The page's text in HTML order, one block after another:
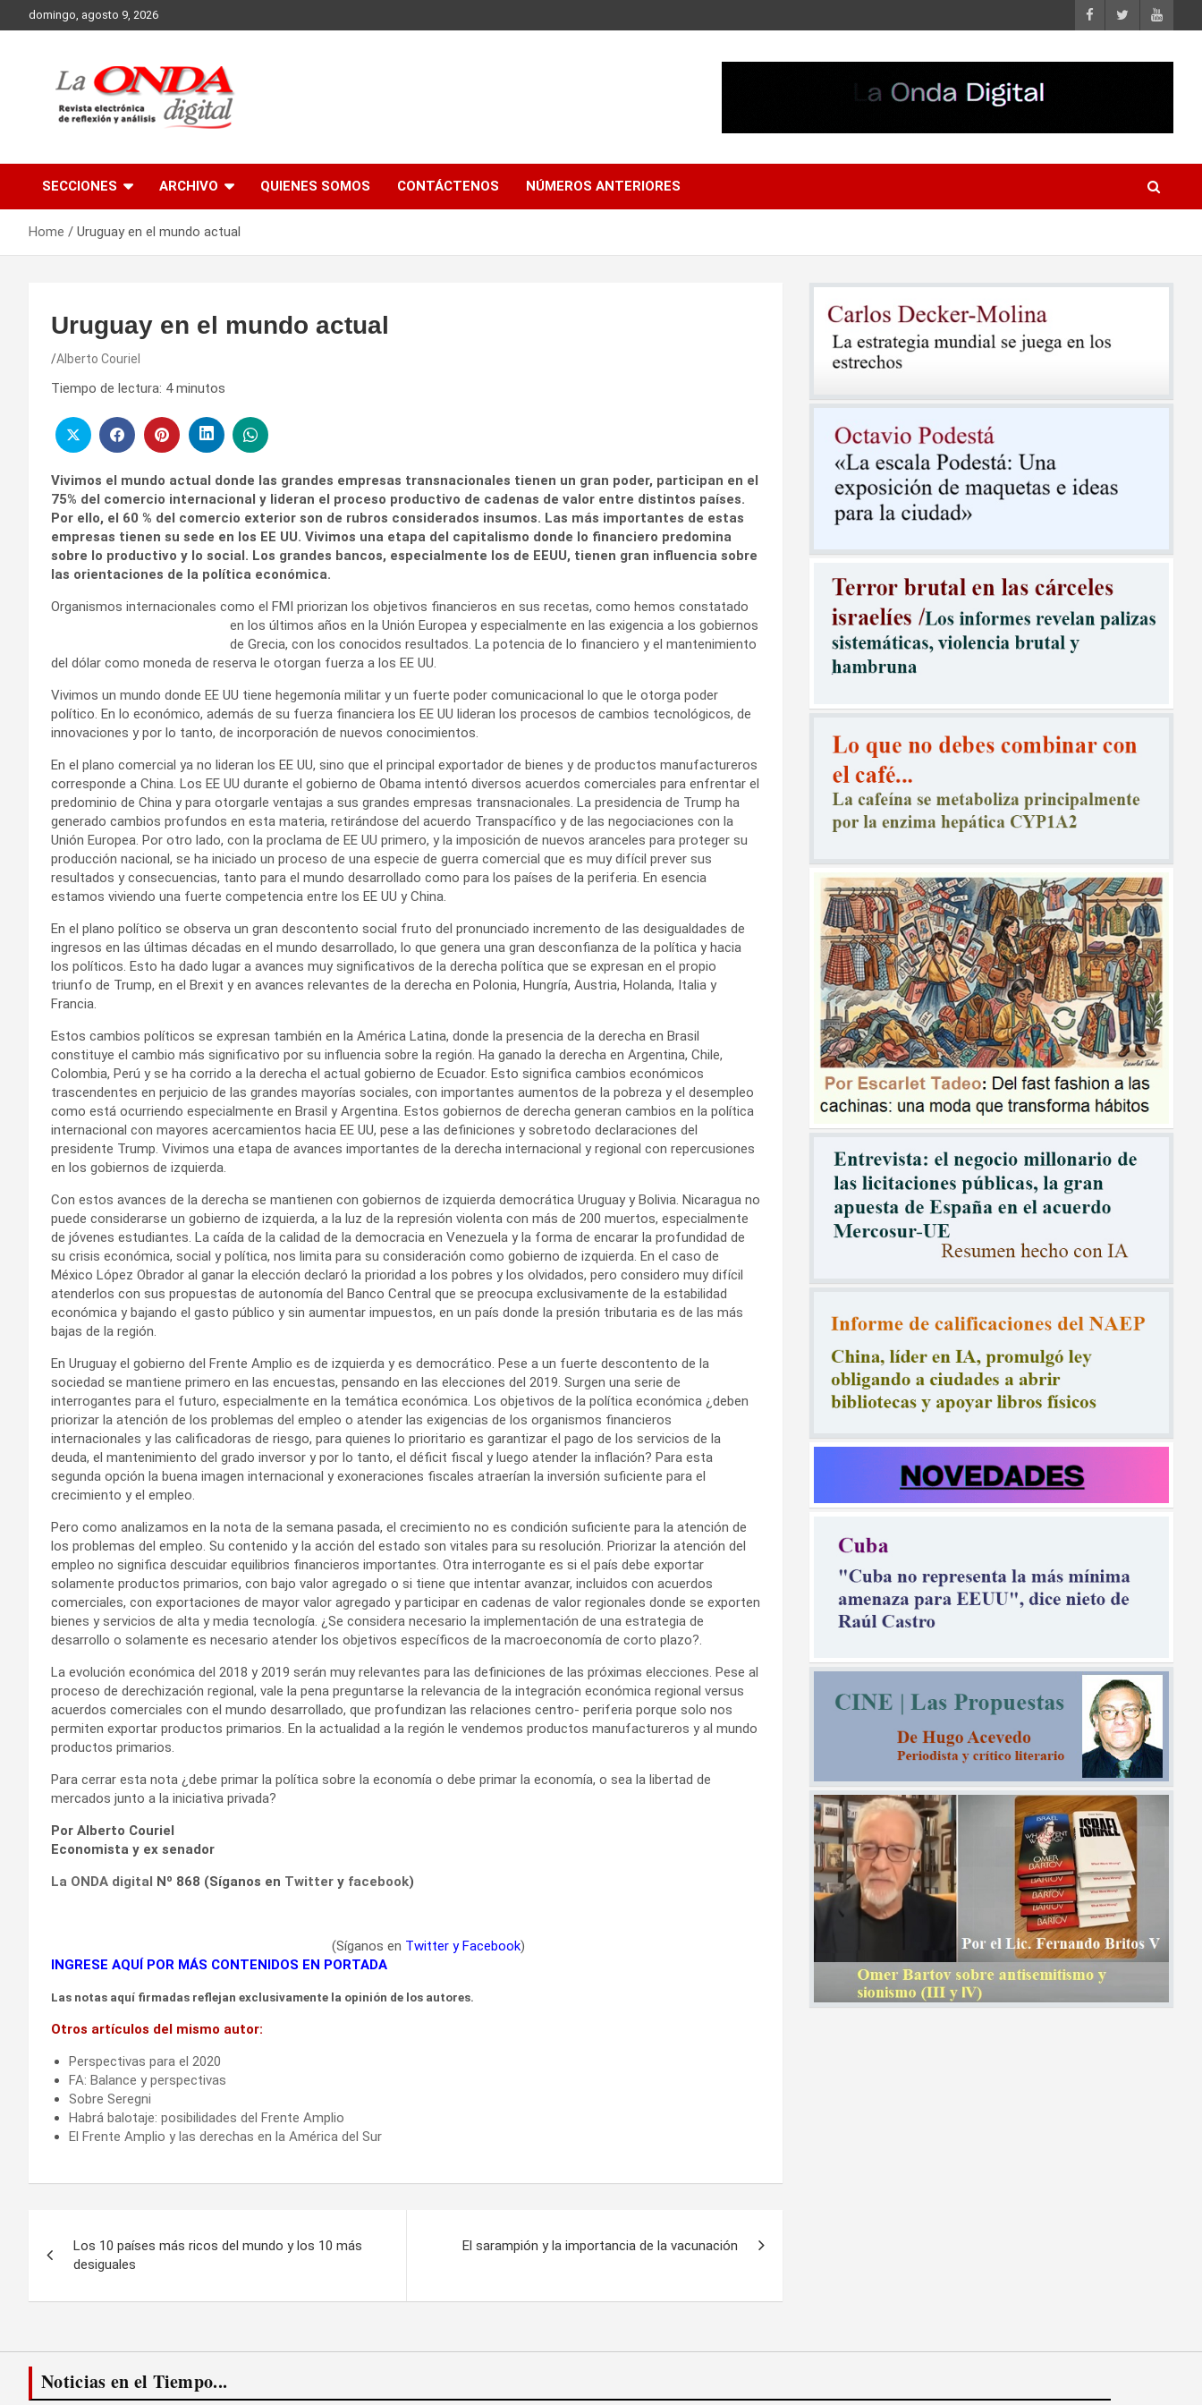
to
domingo, agosto 9, 2026
SECCIONES ARCHIVO QUIENES SOMOS CONTÁCTENOS NÚMEROS ANTERIORES
Home Uruguay en el mundo actual
Uruguay en el mundo actual
Alberto Couriel
Tiempo de lectura: 4 minutos
Vivimos el mundo actual donde las grandes empresas transnacionales tienen un gran poder, participan en el
75% del comercio internacional y lideran el proceso productivo de cadenas de valor entre distintos países.
Por ello, el 60 % del comercio exterior son de rubros considerados insumos. Las más importantes de estas
empresas tienen su sede en los EE UU. Vivimos una etapa del capitalismo donde lo financiero predomina
sobre lo productivo y lo social. Los grandes bancos, especialmente los de EEUU, tienen gran influencia sobre
las orientaciones de la política económica.
Organismos internacionales como el FMI priorizan los objetivos financieros en sus recetas, como hemos constatado
en los últimos años en la Unión Europea yespecialmente en las exigencia a los gobiernos
de Grecia, con los conocidos resultados. La potencia de lo financiero y el mantenimiento
del dólar como moneda de reserva le otorgan fuerza a los EE UU.
Vivimos un mundo donde EE UU tiene hegemonía militar y un fuerte poder comunicacional lo que le otorga poder
político. En lo económico, además de su fuerza financiera los EE UU lideran los procesos de cambios tecnológicos, de
innovaciones y por lo tanto, de incorporación de nuevos conocimientos.
En el plano comercial ya no lideran los EE UU, sino que el principal exportador de bienes y de productos manufactureros
corresponde a China. Los EE UU durante el gobierno de Obama intentó diversos acuerdos comerciales para enfrentar el
predominio de China y para otorgarle ventajas a sus grandes empresas transnacionales. La presidencia de Trump ha
generado cambios profundos en esta materia, retirándose del acuerdo Transpacífico y de las negociaciones con la
Unión Europea. Por otro lado, con la proclama de EE UU primero, y la imposición de nuevos aranceles para proteger su
producción nacional, se ha iniciado un proceso de una especie de guerra comercial que es muy difícil prever sus
resultados y consecuencias, tanto para el mundo desarrollado como para los países de la periferia. En esencia
estamos viviendo una fuerte competencia entre los EE UU y China.
En el plano político se observa un gran descontento social fruto del pronunciado incremento de las desigualdades de
ingresos en las últimas décadas en el mundo desarrollado, lo que genera una gran desconfianza de la política y hacia
los políticos. Esto ha dado lugar a avances muy significativos de la derecha política que se expresan en el propio
triunfo de Trump, en el Brexit y en avances relevantes de la derecha en Polonia, Hungría, Austria, Holanda, Italia y
Francia.
Estos cambios políticos se expresan también en la América Latina, donde la presencia de la derecha en Brasil
constituye el cambio más significativo por su influencia sobre la región. Ha ganado la derecha en Argentina, Chile,
Colombia, Perú y se ha corrido a la derecha el actual gobierno de Ecuador. Esto significa cambios económicos
trascendentes en perjuicio de las grandes mayorías sociales, con importantes aumentos de la pobreza y el desempleo
como está ocurriendo especialmente en Brasil y Argentina. Estos gobiernos de derecha generan cambios en la política
internacional con mayores acercamientos hacia EE UU, pese a las definiciones y sobretodo declaraciones del
presidente Trump. Vivimos una etapa de avances importantes de la derecha internacional y regional con repercusiones
en los gobiernos de izquierda.
Con estos avances de la derecha se mantienen con gobiernos de izquierda democrática Uruguay y Bolivia. Nicaragua no
puede considerarse un gobierno de izquierda, a la luz de la represión violenta con más de 200 muertos, especialmente
de jóvenes estudiantes. La caída de la calidad de la democracia en Venezuela y la forma de encarar la profundidad de
su crisis económica, social y política, nos limita para su consideración como gobierno de izquierda. En el caso de
México López Obrador al ganar la elección declaró la prioridad a los pobres y los olvidados, pero considero muy difícil
atenderlos con sus propuestas de autonomía del Banco Central que se preocupa exclusivamente de la estabilidad
económica y bajando el gasto público y sin aumentar impuestos, en un país donde la presión tributaria es de las más
bajas de la región.
En Uruguay el gobierno del Frente Amplio es de izquierda y es democrático. Pese a un fuerte descontento de la
sociedad se mantiene primero en las encuestas, pensando en las elecciones del 2019. Surgen una serie de
interrogantes para el futuro, especialmente en la temática económica. Los objetivos de la política económica ¿deben
priorizar la atención de los problemas del empleo o atender las exigencias de los organismos financieros
internacionales y las calificadoras de riesgo, para quienes lo prioritario es garantizar el pago de los servicios de la
deuda, el mantenimiento del grado inversor y por lo tanto, el déficit fiscal y luego atender la inflación? Para esta
segunda opción la buena imagen internacional y exoneraciones fiscales atraerían la inversión suficiente para el
crecimiento y el empleo.
Pero como analizamos en la nota de la semana pasada, el crecimiento no es condición suficiente para la atención de
los problemas del empleo. Su contenido y la acción del estado son vitales para su resolución. Priorizar la atención del
empleo no significa descuidar equilibrios financieros importantes. Otra interrogante es si el país debe exportar
solamente productos primarios, con bajo valor agregado o si tiene que intentar avanzar, incluidos con acuerdos
comerciales, con exportaciones de mayor valor agregado y participar en cadenas de valor regionales donde se exporten
bienes y servicios de alta y media tecnología. ¿Se considera necesario la implementación de una estrategia de
desarrollo o solamente es necesario atender los objetivos específicos de la macroeconomía de corto plazo?.
La evolución económica del 2018 y 2019 serán muy relevantes para las definiciones de las próximas elecciones. Pese al
proceso de derechización regional, vale la pena preguntarse la relevancia de la integración económica regional versus
acuerdos comerciales con el mundo desarrollado, que profundizan las relaciones centro- periferia porque solo nos
permiten exportar productos primarios. En la actualidad a la región le vendemos productos manufactureros y al mundo
productos primarios.
Para cerrar esta nota ¿debe primar la política sobre la economía o debe primar la economía, o sea la libertad de
mercados junto a la iniciativa privada?
Por Alberto Couriel
Economista y ex senador
La ONDA digital Nº 868 (Síganos en Twitter y facebook)
(Síganos en Twitter yFacebook)
INGRESE AQUÍ POR MÁS CONTENIDOS EN PORTADA
Las notas aquí firmadas reflejan exclusivamente la opinión de los autores.
Otros artículos del mismo autor:
Perspectivas para el 2020
FA: Balance y perspectivas
Sobre Seregni
Habrá balotaje: posibilidades del Frente Amplio
El Frente Amplio y las derechas en la América del Sur
de
entradas
Los 10 países más ricos del mundo y los 10 más
desiguales
El sarampión y la importancia de la vacunación
Noticias en el Tiempo...